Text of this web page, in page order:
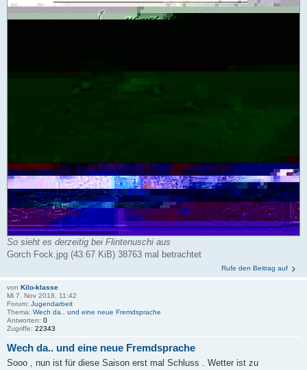
So sieht es derzeitig bei Flintenuschi aus
Gorch Fock.jpg (43.67 KiB) 38763 mal betrachtet
Rufe den Beitrag auf
von Kilo-klasse
Mi 7. Nov 2018, 11:42
Forum: Jugendarbeit
Thema: Wech da.. und eine neue Fremdsprache
Antworten: 0
Zugriffe: 22343
Wech da.. und eine neue Fremdsprache
Sooo , nun ist für diese Saison erst mal Schluss . Wetter ist zu